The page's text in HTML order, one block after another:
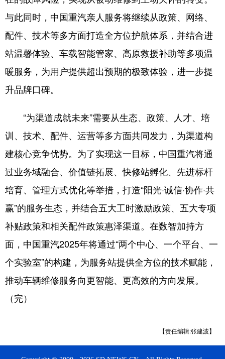
与此同时，中国重汽亲人服务将继续从政策、网络、
配件、技术等多方面打造全方位护航体系，并结合进
站温馨体验、车载智能管家、高原救援补助等多项温
暖服务，为用户提供超出预期的极致体验，进一步提
升品牌口碑。
“为渠道成就未来”需要从生态、政策、人才、培
训、技术、配件、运营等多方面共同发力，为渠道构
建核心竞争优势。为了实现这一目标，中国重汽将通
过业务域融合、价值链拓展、快修站孵化、先进标杆
培育、管理方式优化等举措，打造“阳光·诚信·协作·共
赢”的服务生态，并结合五大工时激励政策、五大专项
补贴政策和相关配件政策惠泽渠道。在数智加持方
面，中国重汽2025年将通过“两个中心、一个平台、一
个实验室”的构建，为服务站提供全方位的技术赋能，
推动车辆维修服务向更智能、更高效的方向发展。
（完）
【责任编辑:张建波】